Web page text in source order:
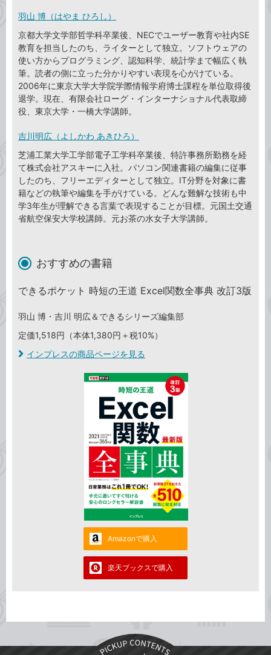
羽山 博（はやま ひろし）
京都大学文学部哲学科卒業後、NECでユーザー教育や社内SE
教育を担当したのち、ライターとして独立。ソフトウェアの
使い方からプログラミング、認知科学、統計学まで幅広く執
筆。読者の側に立った分かりやすい表現を心がけている。
2006年に東京大学大学院学際情報学府博士課程を単位取得後
退学。現在、有限会社ローグ・インターナショナル代表取締
役、東京大学・一橋大学講師。
吉川明広（よしかわ あきひろ）
芝浦工業大学工学部電子工学科卒業後、特許事務所勤務を経
て株式会社アスキーに入社。パソコン関連書籍の編集に従事
したのち、フリーエディターとして独立。IT分野を対象に書
籍などの執筆や編集を手がけている。どんな難解な技術も中
学3年生が理解できる言葉で表現することが目標。元国土交通
省航空保安大学校講師。元お茶の水女子大学講師。
おすすめの書籍
できるポケット 時短の王道 Excel関数全事典 改訂3版
羽山 博・吉川 明広＆できるシリーズ編集部
定価1,518円（本体1,380円＋税10%）
インプレスの商品ページを見る
Amazonで購入
楽天ブックスで購入